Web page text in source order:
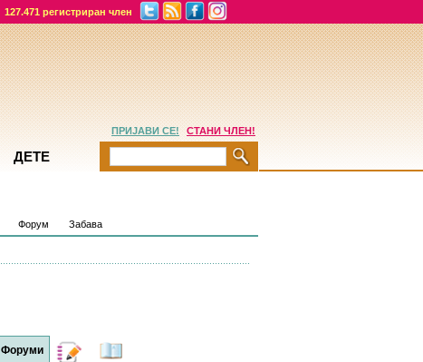
127.471 регистриран член
Форум Забава
Форуми Дневници
ПРИЈАВИ СЕ! СТАНИ ЧЛЕН!
ДЕТЕ